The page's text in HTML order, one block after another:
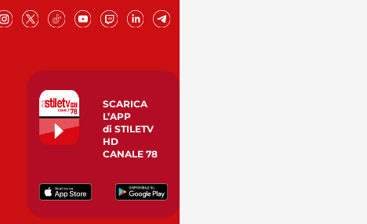
SCARICA
L’APP
di STILETV
HD
CANALE 78